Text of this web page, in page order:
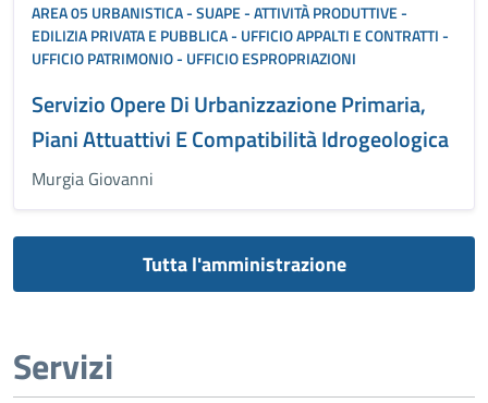
AREA 05 URBANISTICA - SUAPE - ATTIVITÀ PRODUTTIVE -
EDILIZIA PRIVATA E PUBBLICA - UFFICIO APPALTI E CONTRATTI -
UFFICIO PATRIMONIO - UFFICIO ESPROPRIAZIONI
Servizio Opere Di Urbanizzazione Primaria,
Piani Attuattivi E Compatibilità Idrogeologica
Murgia Giovanni
Tutta l'amministrazione
Servizi